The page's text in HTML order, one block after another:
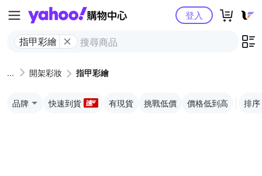
Yahoo購物中心
指甲彩繪
登入
開架彩妝 指甲彩繪
品牌 快速到貨 有現貨 挑戰低價 價格低到高 排序